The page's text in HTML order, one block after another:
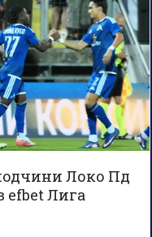
Локо Пд
efbet Лига